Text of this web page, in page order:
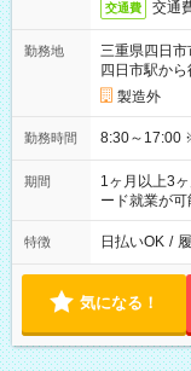
交通費 交通
勤務地
三重県四日市
四日市駅か
製造外
勤務時間
期間
1ヶ月以上3
ード就業が可
特徴 日払いOK /
気になる！